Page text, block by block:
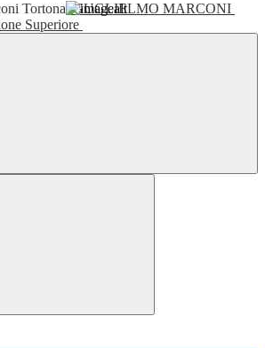
GUGLIELMO MARCONI
Superiore